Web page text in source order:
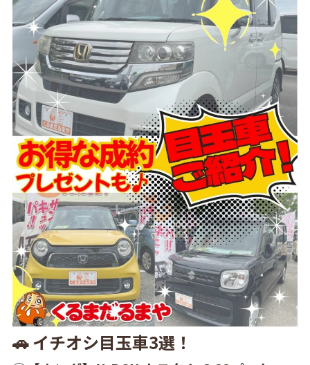
🚗 イチオシ目玉車3選！